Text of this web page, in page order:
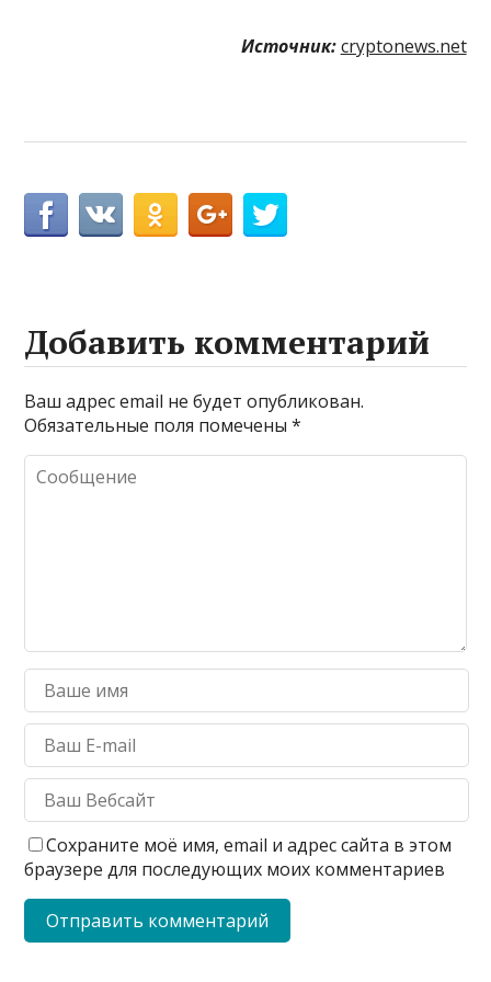
Источник: cryptonews.net
Добавить комментарий
Ваш адрес email не будет опубликован.
Обязательные поля помечены*
Сохраните моё имя, email и адрес сайта в этом
браузере для последующих моих комментариев